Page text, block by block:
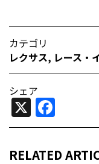
カテゴリ
レクサス, レース・
シェア
X
RELATED